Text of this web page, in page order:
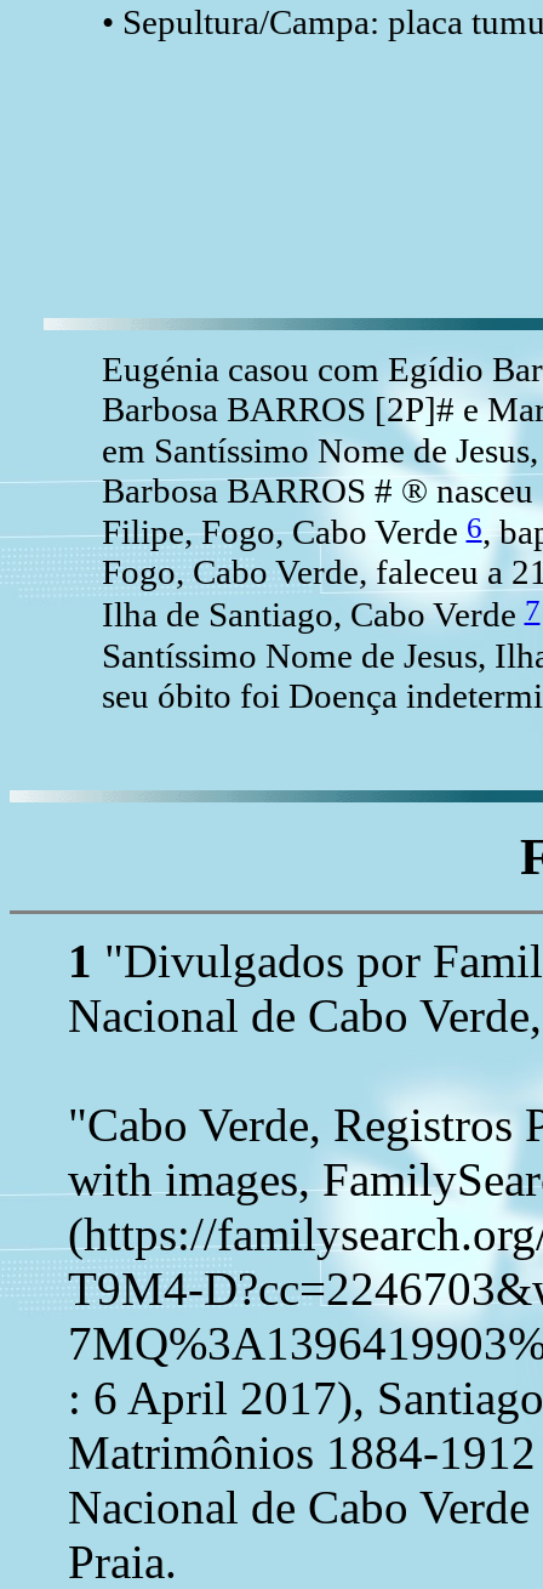
• Sepultura/Campa: placa
Eugénia casou com Egídio
Barbosa BARROS [2P]# e
em Santíssimo Nome de
Barbosa BARROS # ®
Filipe, Fogo, Cabo Verde6,
Fogo, Cabo Verde, faleceu a
Ilha de Santiago, Cabo Verde7
Santíssimo Nome de Jesus,
seu óbito foi Doença
1 "Divulgados por
Nacional de Cabo
"Cabo Verde, Registros
with images,
(https://
T9M4-
: 6 April 2017),
Matrimônios 1884-
Nacional de Cabo
Praia.